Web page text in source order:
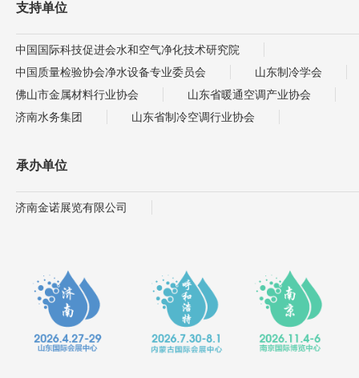
支持单位
中国国际科技促进会水和空气净化技术研究院
中国质量检验协会净水设备专业委员会
山东制冷学会
佛山市金属材料行业协会
山东省暖通空调产业协会
济南水务集团
山东省制冷空调行业协会
承办单位
济南金诺展览有限公司